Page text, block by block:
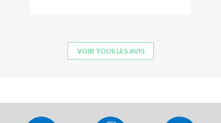
VOIR TOUS LES AVIS